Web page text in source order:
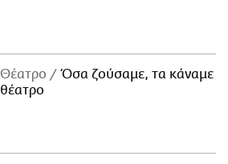
Θέατρο
Όσα ζούσαμε, τα κάναμε
θέατρο